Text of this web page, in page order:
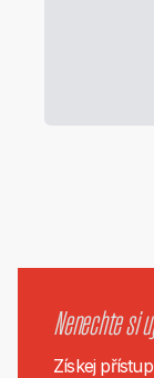
Nenechte si
Získej